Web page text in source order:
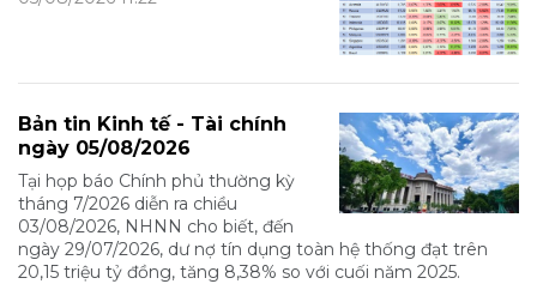
Bản tin Kinh tế - Tài chính
ngày 05/08/2026
Tại họp báo Chính phủ thường kỳ
tháng 7/2026 diễn ra chiều
03/08/2026, NHNN cho biết, đến
ngày 29/07/2026, dư nợ tín dụng toàn hệ thống đạt trên
20,15 triệu tỷ đồng, tăng 8,38% so với cuối năm 2025.